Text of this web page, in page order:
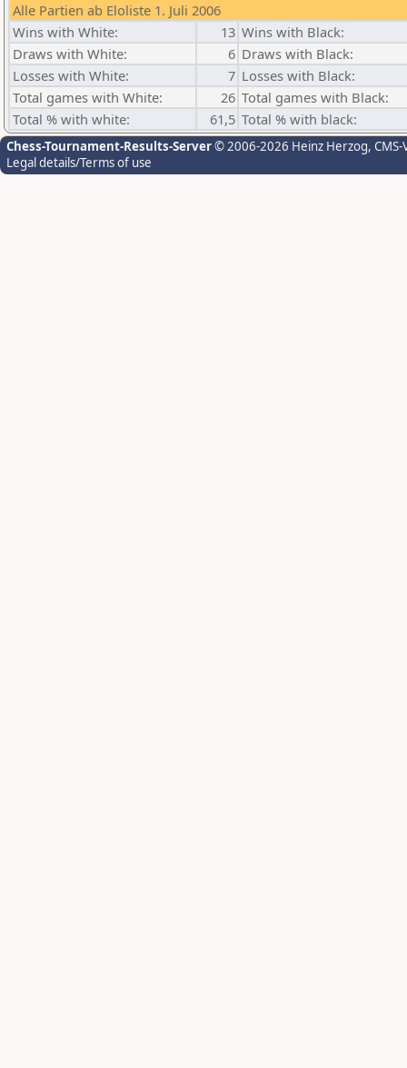
Alle Partien ab Eloliste 1. Juli 2006
Wins with White:
13 Wins with Black:
Draws with White:
6 Draws with Black:
Losses with White:
7 Losses with Black:
Total games with White:
26 Total games with Black:
Total % with white:
61,5 Total % with black:
Chess-Tournament-Results-Server© 2006-2026 Heinz Herzog,
Legal details/Terms of use